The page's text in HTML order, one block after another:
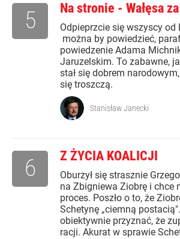
Na stronie - Wałęsa
Odpieprzcie się wszyscy od
można by powiedzieć,
powiedzenie Adama
Jaruzelskim. To zabawne,
stał się dobrem
się troszczą.
5
Stanisław Janecki
Z ŻYCIA KOALICJI
Oburzył się strasznie
na Zbigniewa Ziobrę i chce
proces. Poszło o to, że
Schetynę „ciemną
obiektywnie przyznać, że
racji. Akurat w sprawie
6